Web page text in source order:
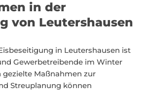
in der
von Leutershausen
in Leutershausen ist
Gewerbetreibende im Winter
gezielte Maßnahmen zur
Streuplanung können